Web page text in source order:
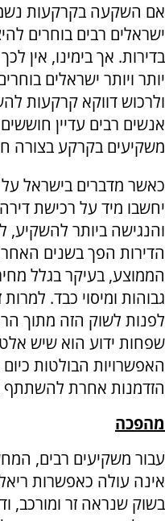
אם השקעה בקרקעות
ישראלים רבים בוחרים
בדירות. אך בימינו, אין
יותר ויותר ישראלים
ולרכוש דווקא קרקעות
אנשים רבים עדיין
משקיעים בקרקע בצורה
כאשר מדברים בישראל
יחשבו מיד על רכישת
והנגישה ביותר להשקיע,
הדירות הפך בשנים
הממוצע, בעיקר בגלל
גבוהות ומיסוי כבד.
לפנות לשוק הזה מתוך
שפחות ידוע הוא שיש
האפשרויות הבולטות
הזדמנות אחרת להשתתף
מהפכה
עבור משקיעים רבים,
אינה עולה כאפשרות
בשוק שנראה זר ומורכב,